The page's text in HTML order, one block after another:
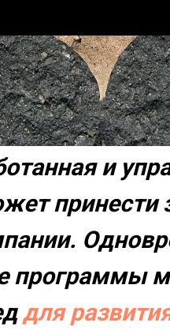
и
программы
для